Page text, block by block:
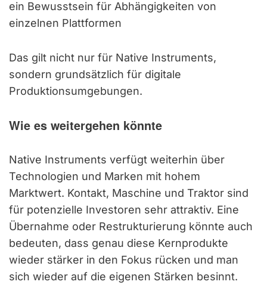
ein Bewusstsein für Abhängigkeiten von
einzelnen Plattformen
Das gilt nicht nur für Native Instruments,
sondern grundsätzlich für digitale
Produktionsumgebungen.
Wie es weitergehen könnte
Native Instruments verfügt weiterhin über
Technologien und Marken mit hohem
Marktwert. Kontakt, Maschine und Traktor sind
für potenzielle Investoren sehr attraktiv. Eine
Übernahme oder Restrukturierung könnte auch
bedeuten, dass genau diese Kernprodukte
wieder stärker in den Fokus rücken und man
sich wieder auf die eigenen Stärken besinnt.